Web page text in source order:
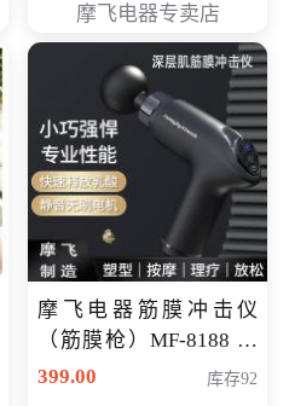
摩飞电器专卖店
摩飞电器筋膜冲击仪
（筋膜枪）MF-8188 会
员专享价268元
399.00 库存92